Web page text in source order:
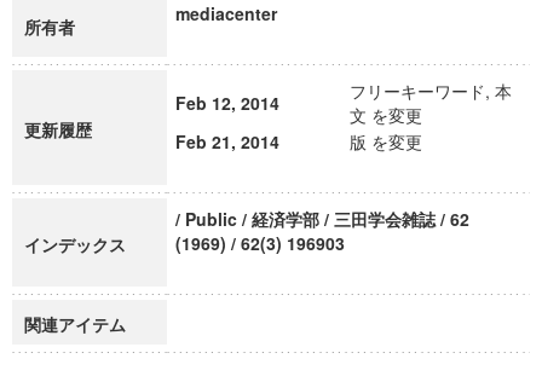
所有者
mediacenter
更新履歴
Feb 12, 2014
フリーキーワード, 本
文 を変更
Feb 21, 2014
版 を変更
インデックス
/ Public / 経済学部 / 三田学会雑誌 / 62
(1969) / 62(3) 196903
関連アイテム